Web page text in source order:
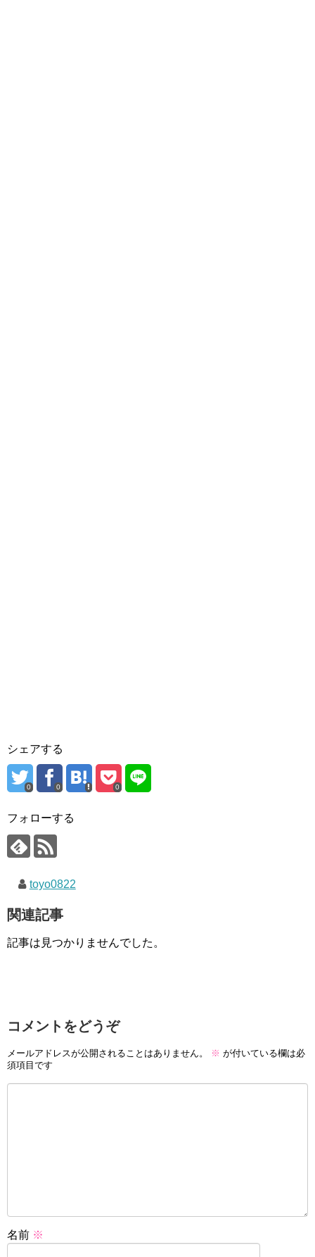
シェアする
0 0 0
フォローする
toyo0822
関連記事
記事は見つかりませんでした。
コメントをどうぞ
メールアドレスが公開されることはありません。 ※ が付いている欄は必
須項目です
名前 ※